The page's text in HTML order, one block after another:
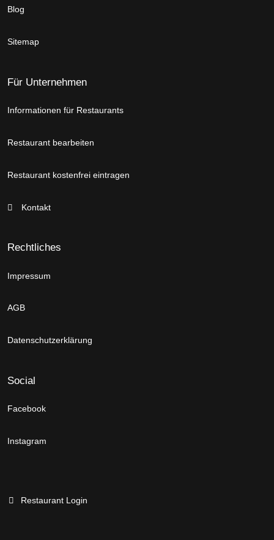
Blog
Sitemap
Für Unternehmen
Informationen für Restaurants
Restaurant bearbeiten
Restaurant kostenfrei eintragen
Kontakt
Rechtliches
Impressum
AGB
Datenschutzerklärung
Social
Facebook
Instagram
Restaurant Login